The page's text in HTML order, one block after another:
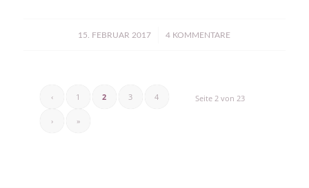
15. FEBRUAR 2017
/ 4 KOMMENTARE
Seite 2 von 23
‹ 1 2 3 4
› »